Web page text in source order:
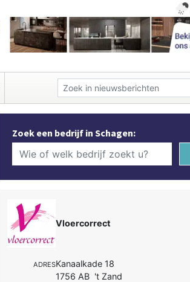
Zoek een bedrijf in Schagen:
Vloercorrect
ADRESKanaalkade 18
1756 AB 't Zand